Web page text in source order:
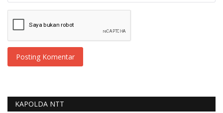
Posting Komentar
KAPOLDA NTT